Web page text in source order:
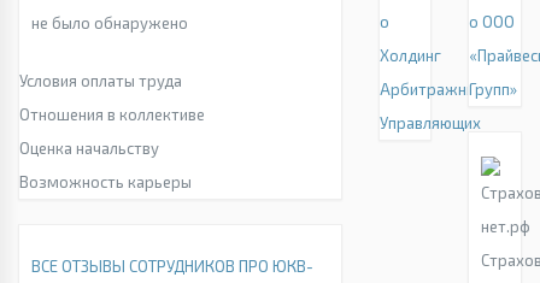
не было обнаружено
Условия оплаты труда
Отношения в коллективе
Оценка начальству
Возможность карьеры
ВСЕ ОТЗЫВЫ СОТРУДНИКОВ ПРО ЮКВ-
о
Холдинг
Арбитражных
Управляющих
о ООО
Групп»